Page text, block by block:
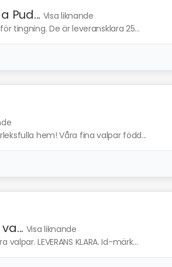
Pud... Visa liknande
tingning. De är leveransklara 25...
hem! Våra fina valpar född...
Visa liknande
LEVERANS KLARA. Id-märk...